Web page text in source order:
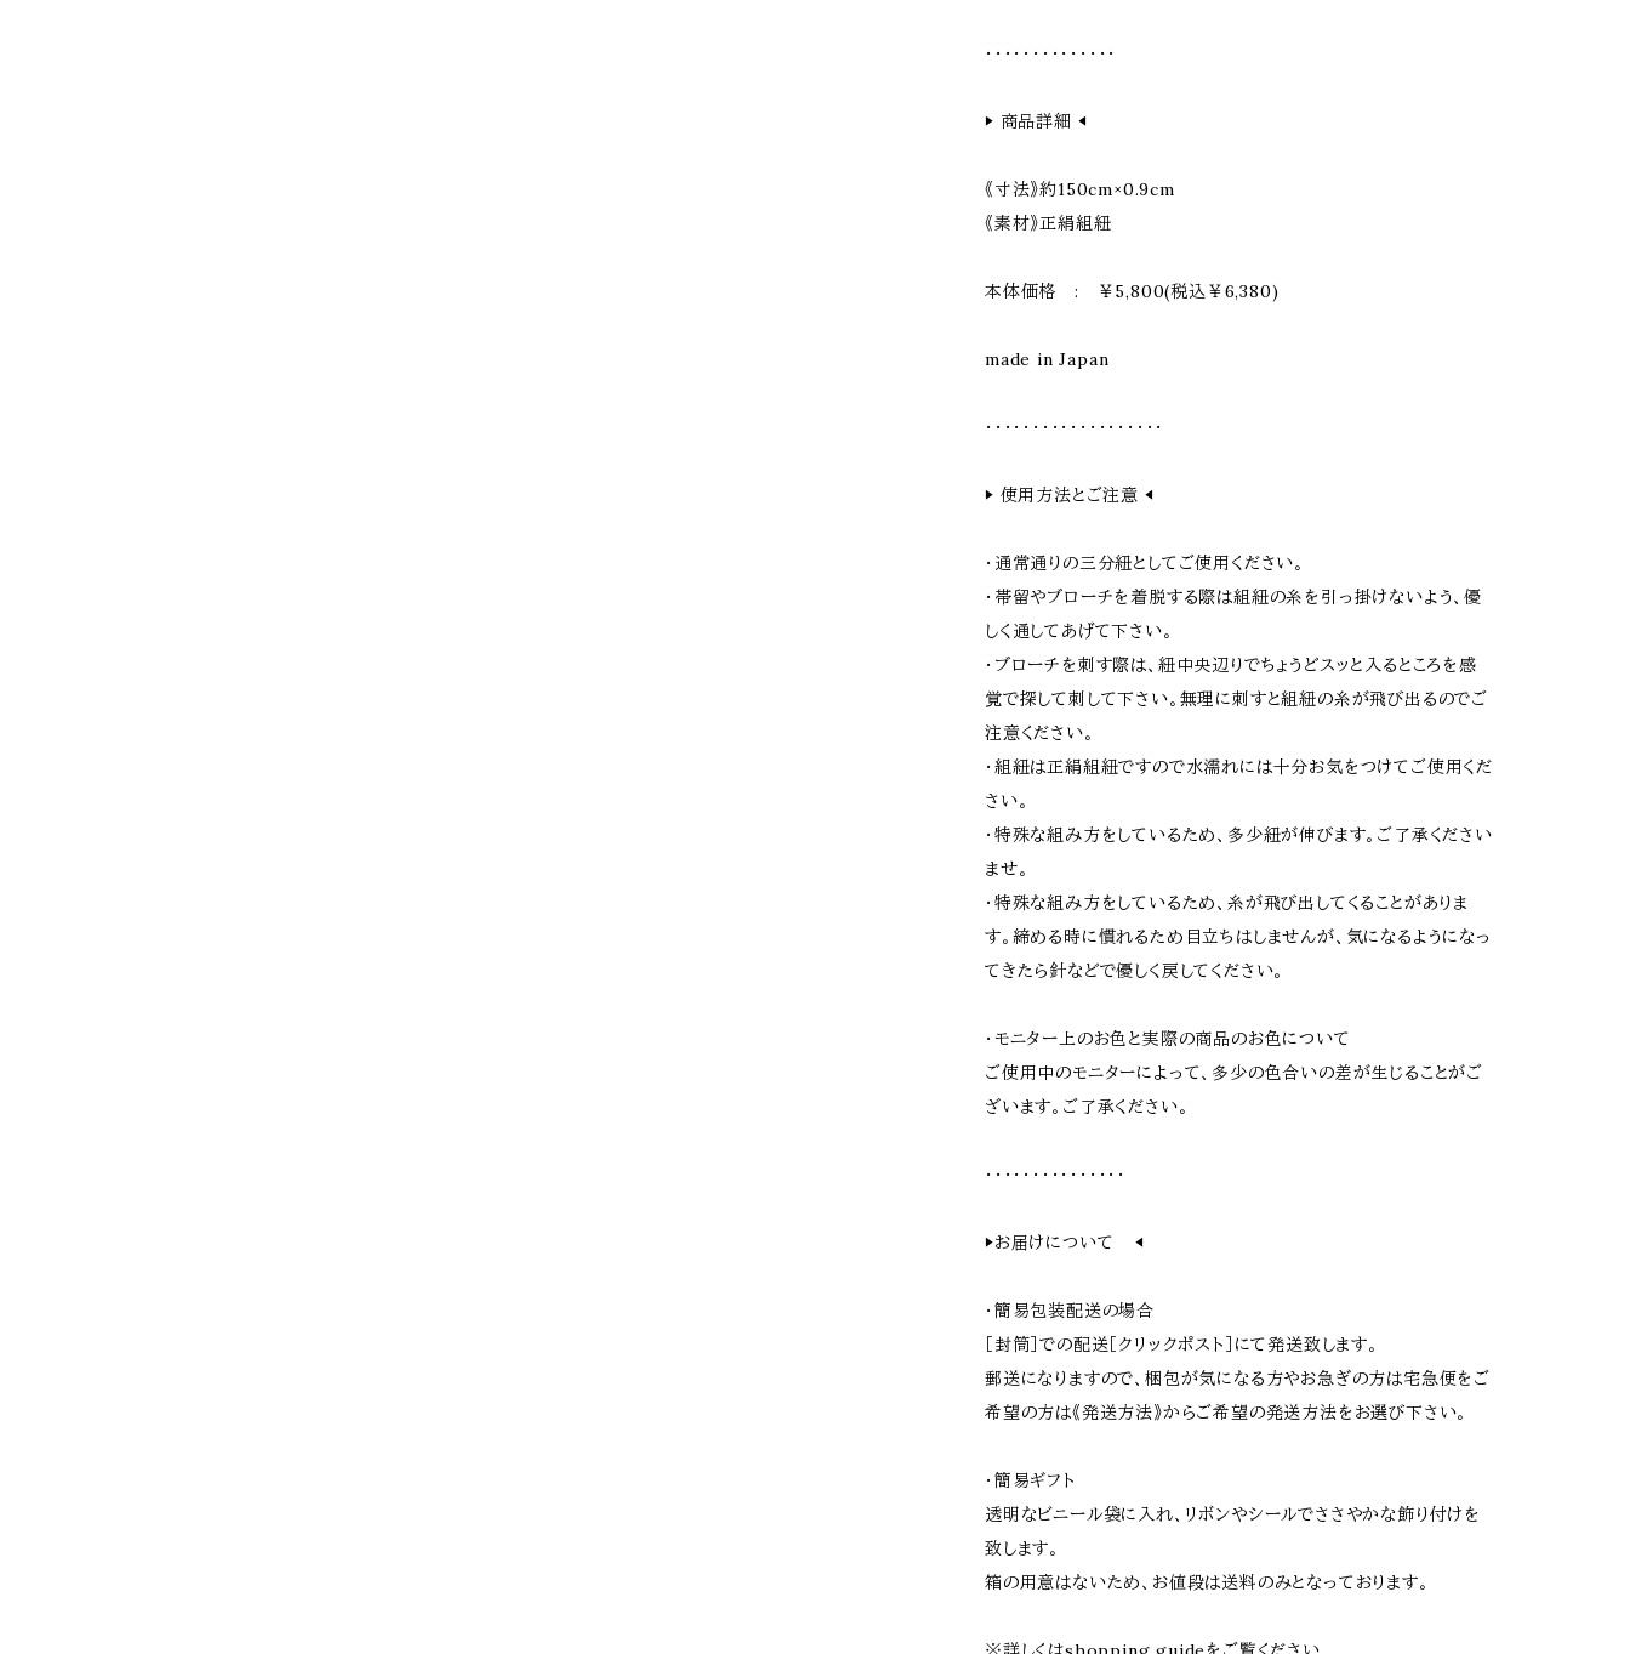
・・・・・・・・・・・・・・
▶︎ 商品詳細 ◀︎
《寸法》約150cm×0.9cm
《素材》正絹組紐
本体価格 : ￥5,800(税込￥6,380)
made in Japan
・・・・・・・・・・・・・・・・・・・
▶︎ 使用方法とご注意 ◀︎
・通常通りの三分紐としてご使用ください。
・帯留やブローチを着脱する際は組紐の糸を引っ掛けないよう、優
しく通してあげて下さい。
・ブローチを刺す際は、紐中央辺りでちょうどスッと入るところを感
覚で探して刺して下さい。無理に刺すと組紐の糸が飛び出るのでご
注意ください。
・組紐は正絹組紐ですので水濡れには十分お気をつけてご使用くだ
さい。
・特殊な組み方をしているため、多少紐が伸びます。ご了承ください
ませ。
・特殊な組み方をしているため、糸が飛び出してくることがありま
す。締める時に慣れるため目立ちはしませんが、気になるようになっ
てきたら針などで優しく戻してください。
・モニター上のお色と実際の商品のお色について
ご使用中のモニターによって、多少の色合いの差が生じることがご
ざいます。ご了承ください。
・・・・・・・・・・・・・・・
▶︎お届けについて ◀︎
・簡易包装配送の場合
［封筒］での配送［クリックポスト］にて発送致します。
郵送になりますので、梱包が気になる方やお急ぎの方は宅急便をご
希望の方は《発送方法》からご希望の発送方法をお選び下さい。
・簡易ギフト
透明なビニール袋に入れ、リボンやシールでささやかな飾り付けを
致します。
箱の用意はないため、お値段は送料のみとなっております。